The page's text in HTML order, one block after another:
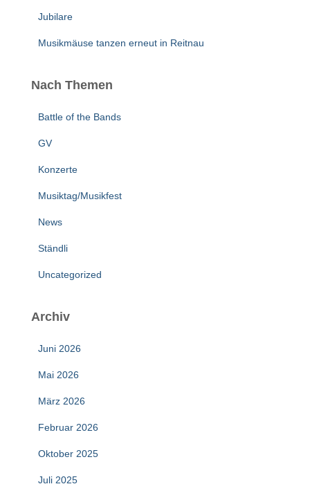
Jubilare
Musikmäuse tanzen erneut in Reitnau
Nach Themen
Battle of the Bands
GV
Konzerte
Musiktag/Musikfest
News
Ständli
Uncategorized
Archiv
Juni 2026
Mai 2026
März 2026
Februar 2026
Oktober 2025
Juli 2025